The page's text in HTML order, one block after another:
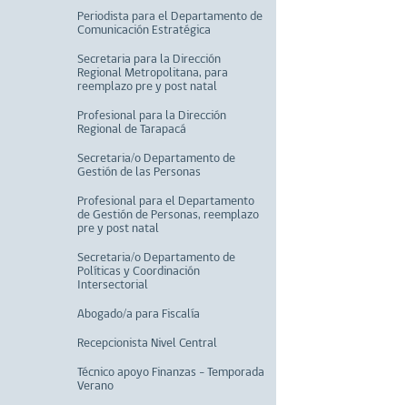
Periodista para el Departamento de
Comunicación Estratégica
Secretaria para la Dirección
Regional Metropolitana, para
reemplazo pre y post natal
Profesional para la Dirección
Regional de Tarapacá
Secretaria/o Departamento de
Gestión de las Personas
Profesional para el Departamento
de Gestión de Personas, reemplazo
pre y post natal
Secretaria/o Departamento de
Políticas y Coordinación
Intersectorial
Abogado/a para Fiscalía
Recepcionista Nivel Central
Técnico apoyo Finanzas - Temporada
Verano